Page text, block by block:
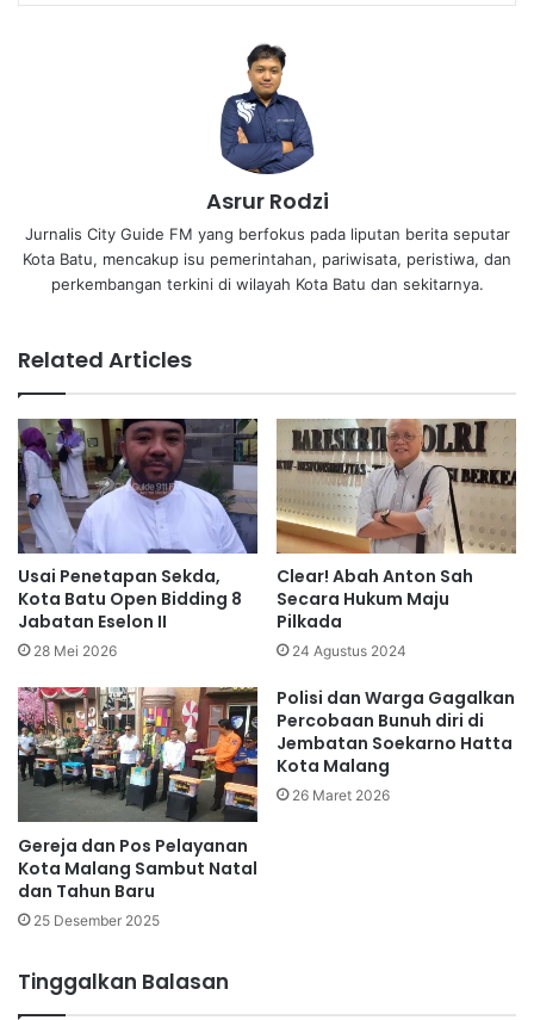
Asrur Rodzi
Jurnalis City Guide FM yang berfokus pada liputan berita seputar
Kota Batu, mencakup isu pemerintahan, pariwisata, peristiwa, dan
perkembangan terkini di wilayah Kota Batu dan sekitarnya.
Related Articles
Usai Penetapan Sekda,
Kota Batu Open Bidding 8
Jabatan Eselon II
28 Mei 2026
Clear! Abah Anton Sah
Secara Hukum Maju
Pilkada
24 Agustus 2024
Gereja dan Pos Pelayanan
Kota Malang Sambut Natal
dan Tahun Baru
25 Desember 2025
Polisi dan Warga Gagalkan
Percobaan Bunuh diri di
Jembatan Soekarno Hatta
Kota Malang
26 Maret 2026
Tinggalkan Balasan